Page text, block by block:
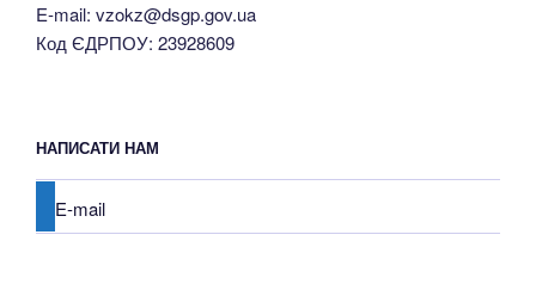
E-mail: vzokz@dsgp.gov.ua
Код ЄДРПОУ: 23928609
НАПИСАТИ НАМ
E-mail